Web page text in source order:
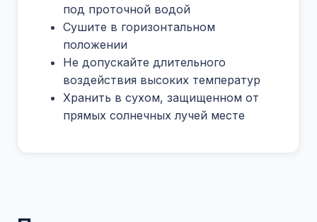
под проточной водой
Сушите в горизонтальном
положении
Не допускайте длительного
воздействия высоких температур
Хранить в сухом, защищенном от
прямых солнечных лучей месте